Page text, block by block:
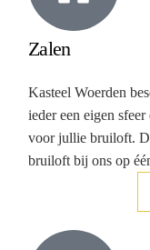
Zalen
Kasteel Woerden
ieder een eigen
voor jullie bruiloft.
bruiloft bij ons op